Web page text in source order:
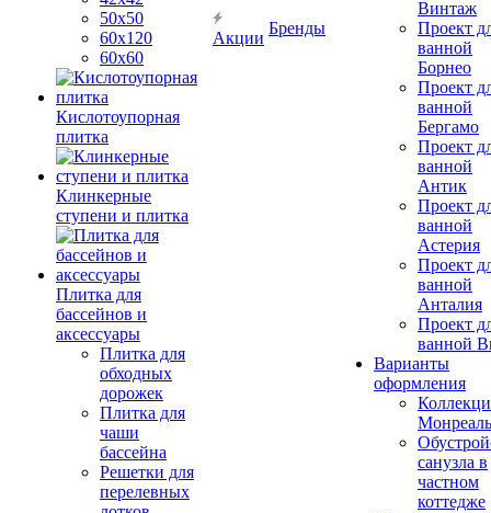
50х50
60х120
60х60
Кислотоупорная
плитка
Клинкерные
ступени и плитка
Плитка для
бассейнов и
аксессуары
Плитка для
обходных
дорожек
Плитка для
чаши
бассейна
Решетки для
перелевных
Акции
Бренды
Винтаж
Проект
ванной
Борнео
Проект
ванной
Бергамо
Проект
ванной
Антик
Проект
ванной
Астерия
Проект
ванной
Анталия
Проект
ванной
Варианты
оформления
Монреаль
санузла в
частном
коттедже